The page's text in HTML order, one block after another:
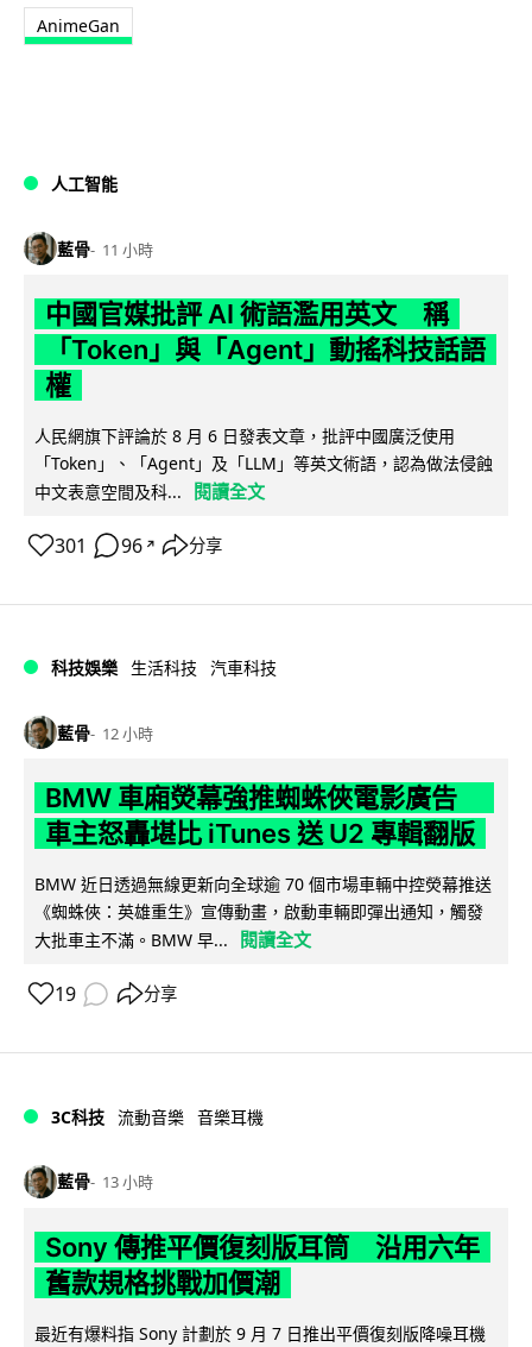
AnimeGan
人工智能
藍骨 11 小時
中國官媒批評 AI 術語濫用英文 稱
「Token」與「Agent」動搖科技話語
權
人民網旗下評論於 8 月 6 日發表文章，批評中國廣泛使用
「Token」、「Agent」及「LLM」等英文術語，認為做法侵蝕
中文表意空間及科...
閱讀全文
301 96 ↗ 分享
科技娛樂 生活科技 汽車科技
藍骨 12 小時
BMW 車廂熒幕強推蜘蛛俠電影廣告
車主怒轟堪比 iTunes 送 U2 專輯翻版
BMW 近日透過無線更新向全球逾 70 個市場車輛中控熒幕推送
《蜘蛛俠：英雄重生》宣傳動畫，啟動車輛即彈出通知，觸發
大批車主不滿。BMW 早...
閱讀全文
19 分享
3C科技 流動音樂 音樂耳機
藍骨 13 小時
Sony 傳推平價復刻版耳筒 沿用六年
舊款規格挑戰加價潮
最近有爆料指 Sony 計劃於 9 月 7 日推出平價復刻版降噪耳機